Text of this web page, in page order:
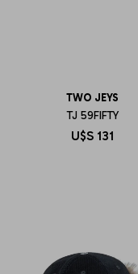
TWO JEYS
TJ 59FIFTY
U$S 131